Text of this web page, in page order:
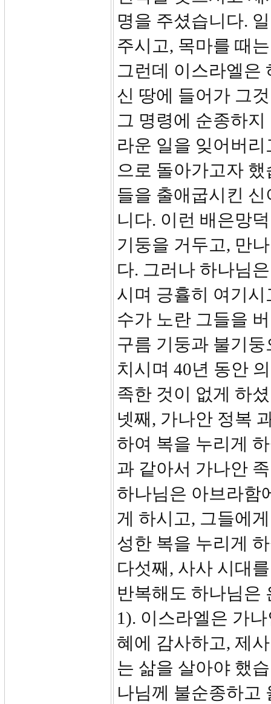
명을 주셨습니다.
주시고, 목마를 때
그런데 이스라엘은
신 땅에 들어가 그
그 명령에 순종하
라운 일을 잊어버
으로 돌아가고자
들을 출애굽시킨
니다. 이런 배은망
기둥을 거두고, 만
다. 그러나 하나님
시며 긍휼히 여기
수가 노란 그들을
구름 기둥과 불기
치시며 40년 동안
족한 것이 없게 하
넷째, 가나안 정복
하여 복을 누리게
과 같아서 가나안
하나님은 아브라함
게 하시고, 그들에
성한 복을 누리게
다섯째, 사사 시대
반복해도 하나님은
1). 이스라엘은 가
혜에 감사하고, 제
는 삶을 살아야 했
나님께 불순종하고